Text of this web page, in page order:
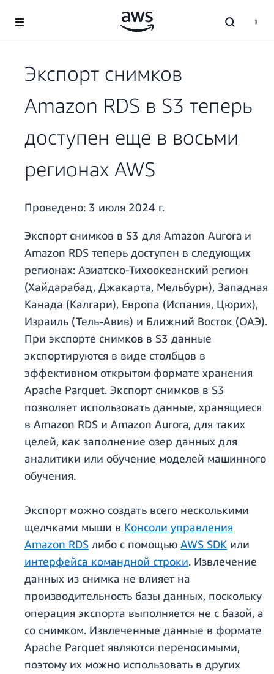
Перейти к главному контенту
Экспорт снимков
Amazon RDS в S3 теперь
доступен еще в восьми
регионах AWS
Проведено: 3 июля 2024 г.
Экспорт снимков в S3 для Amazon Aurora и
Amazon RDS теперь доступен в следующих
регионах: Азиатско-Тихоокеанский регион
(Хайдарабад, Джакарта, Мельбурн), Западная
Канада (Калгари), Европа (Испания, Цюрих),
Израиль (Тель-Авив) и Ближний Восток (ОАЭ).
При экспорте снимков в S3 данные
экспортируются в виде столбцов в
эффективном открытом формате хранения
Apache Parquet. Экспорт снимков в S3
позволяет использовать данные, хранящиеся
в Amazon RDS и Amazon Aurora, для таких
целей, как заполнение озер данных для
аналитики или обучение моделей машинного
обучения.
Экспорт можно создать всего несколькими
щелчками мыши в Консоли управления
Amazon RDS либо с помощью AWS SDK или
интерфейса командной строки. Извлечение
данных из снимка не влияет на
производительность базы данных, поскольку
операция экспорта выполняется не с базой, а
со снимком. Извлеченные данные в формате
Apache Parquet являются переносимыми,
поэтому их можно использовать в других